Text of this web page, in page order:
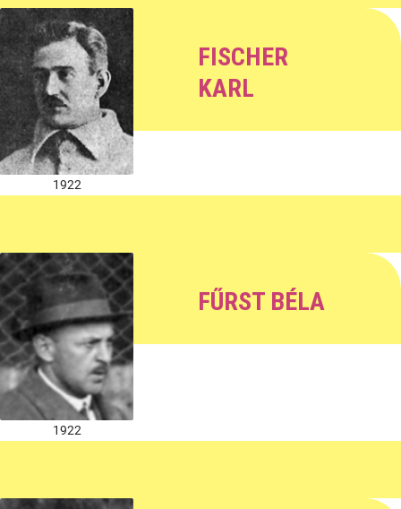
1922
FISCHER
KARL
1922
FŰRST BÉLA